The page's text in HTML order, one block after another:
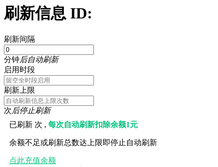
刷新信息 ID:
刷新间隔
分钟后自动刷新
启用时段
刷新上限
次后停止刷新
已刷新 次 ,每次自动刷新扣除余额1元
余额不足或刷新总数达上限即停止自动刷新
点此充值余额